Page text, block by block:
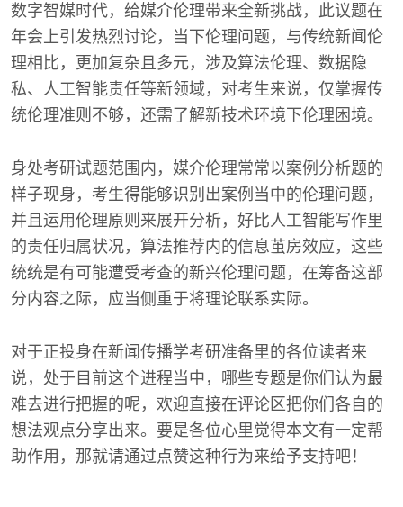
数字智媒时代，给媒介伦理带来全新挑战，此议题在
年会上引发热烈讨论，当下伦理问题，与传统新闻伦
理相比，更加复杂且多元，涉及算法伦理、数据隐
私、人工智能责任等新领域，对考生来说，仅掌握传
统伦理准则不够，还需了解新技术环境下伦理困境。
身处考研试题范围内，媒介伦理常常以案例分析题的
样子现身，考生得能够识别出案例当中的伦理问题，
并且运用伦理原则来展开分析，好比人工智能写作里
的责任归属状况，算法推荐内的信息茧房效应，这些
统统是有可能遭受考查的新兴伦理问题，在筹备这部
分内容之际，应当侧重于将理论联系实际。
对于正投身在新闻传播学考研准备里的各位读者来
说，处于目前这个进程当中，哪些专题是你们认为最
难去进行把握的呢，欢迎直接在评论区把你们各自的
想法观点分享出来。要是各位心里觉得本文有一定帮
助作用，那就请通过点赞这种行为来给予支持吧！